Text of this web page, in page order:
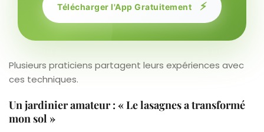
Télécharger l'App Gratuitement ⚡
Plusieurs praticiens partagent leurs expériences avec
ces techniques.
Un jardinier amateur : « Le lasagnes a transformé
mon sol »